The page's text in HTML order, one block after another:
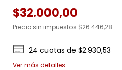
$32.000,00
Precio sin impuestos $26.446,28
24 cuotas de$2.930,53
Ver más detalles